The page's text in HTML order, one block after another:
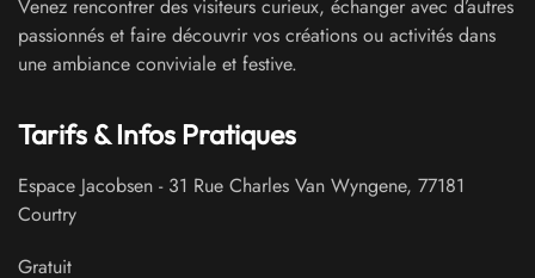
Venez rencontrer des visiteurs curieux, échanger avec d’autres
passionnés et faire découvrir vos créations ou activités dans
une ambiance conviviale et festive.
Tarifs & Infos Pratiques
Espace Jacobsen - 31 Rue Charles Van Wyngene, 77181
Courtry
Gratuit